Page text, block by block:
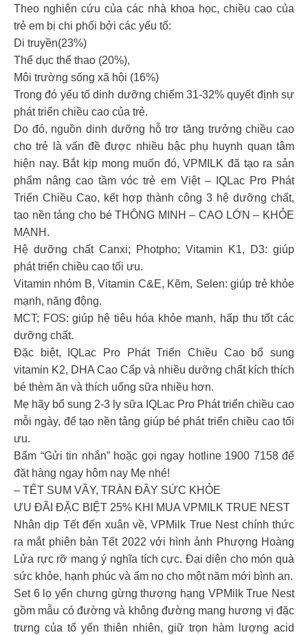
Theo nghiên cứu của các nhà khoa học, chiều cao của
trẻ em bị chi phối bởi các yếu tố:
Di truyền(23%)
Thể dục thể thao (20%),
Môi trường sống xã hội (16%)
Trong đó yếu tố dinh dưỡng chiếm 31-32% quyết định sự
phát triển chiều cao của trẻ.
Do đó, nguồn dinh dưỡng hỗ trợ tăng trưởng chiều cao
cho trẻ là vấn đề được nhiều bậc phụ huynh quan tâm
hiện nay. Bắt kịp mong muốn đó, VPMILK đã tạo ra sản
phẩm nâng cao tầm vóc trẻ em Việt – IQLac Pro Phát
Triển Chiều Cao, kết hợp thành công 3 hệ dưỡng chất,
tạo nền tảng cho bé THÔNG MINH – CAO LỚN – KHỎE
MẠNH.
Hệ dưỡng chất Canxi; Photpho; Vitamin K1, D3: giúp
phát triển chiều cao tối ưu.
Vitamin nhóm B, Vitamin C&E, Kẽm, Selen: giúp trẻ khỏe
mạnh, năng động.
MCT; FOS: giúp hệ tiêu hóa khỏe mạnh, hấp thu tốt các
dưỡng chất.
Đặc biệt, IQLac Pro Phát Triển Chiều Cao bổ sung
vitamin K2, DHA Cao Cấp và nhiều dưỡng chất kích thích
bé thèm ăn và thích uống sữa nhiều hơn.
Mẹ hãy bổ sung 2-3 ly sữa IQLac Pro Phát triển chiều cao
mỗi ngày, để tạo nền tảng giúp bé phát triển chiều cao tối
ưu.
Bấm “Gửi tin nhắn” hoặc gọi ngay hotline 1900 7158 để
đặt hàng ngay hôm nay Mẹ nhé!
– TẾT SUM VẦY, TRÀN ĐẦY SỨC KHỎE
ƯU ĐÃI ĐẶC BIỆT 25% KHI MUA VPMILK TRUE NEST
Nhân dịp Tết đến xuân về, VPMilk True Nest chính thức
ra mắt phiên bản Tết 2022 với hình ảnh Phượng Hoàng
Lửa rực rỡ mang ý nghĩa tích cực. Đại diện cho món quà
sức khỏe, hạnh phúc và ấm no cho một năm mới bình an.
Set 6 lọ yến chưng gừng thượng hạng VPMilk True Nest
gồm mẫu có đường và không đường mang hương vị đặc
trưng của tổ yến thiên nhiên, giữ trọn hàm lượng acid